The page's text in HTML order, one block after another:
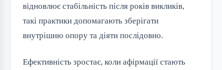
відновлює стабільність після років викликів,
такі практики допомагають зберігати
внутрішню опору та діяти послідовно.
Ефективність зростає, коли афірмації стають